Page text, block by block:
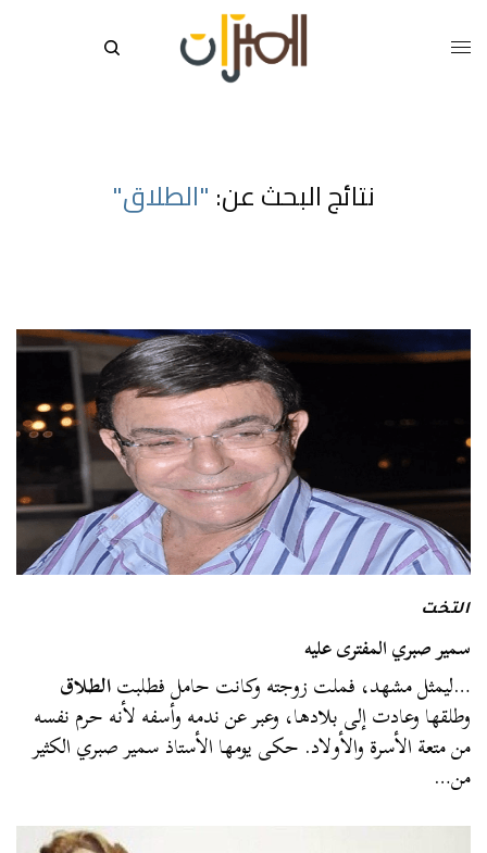
نتائج البحث عن: "الطلاق"
التخت
سمير صبري المفترى عليه
…ليمثل مشهد، فملت زوجته وكانت حامل فطلبتالطلاق
وطلقها وعادت إلى بلادها، وعبر عن ندمه وأسفه لأنه حرم نفسه
من متعة الأسرة والأولاد. حكى يومها الأستاذ سمير صبري الكثير
من…